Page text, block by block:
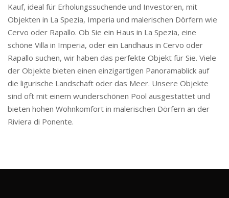
Kauf, ideal für Erholungssuchende und Investoren, mit
Objekten in La Spezia, Imperia und malerischen Dörfern wie
Cervo oder Rapallo. Ob Sie ein Haus in La Spezia, eine
schöne Villa in Imperia, oder ein Landhaus in Cervo oder
Rapallo suchen, wir haben das perfekte Objekt für Sie. Viele
der Objekte bieten einen einzigartigen Panoramablick auf
die ligurische Landschaft oder das Meer. Unsere Objekte
sind oft mit einem wunderschönen Pool ausgestattet und
bieten hohen Wohnkomfort in malerischen Dörfern an der
Riviera di Ponente.